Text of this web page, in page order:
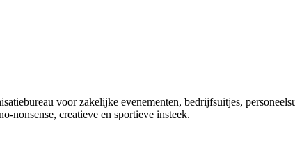
voor zakelijke evenementen, bedrijfsuitjes,
nonsense, creatieve en sportieve insteek.